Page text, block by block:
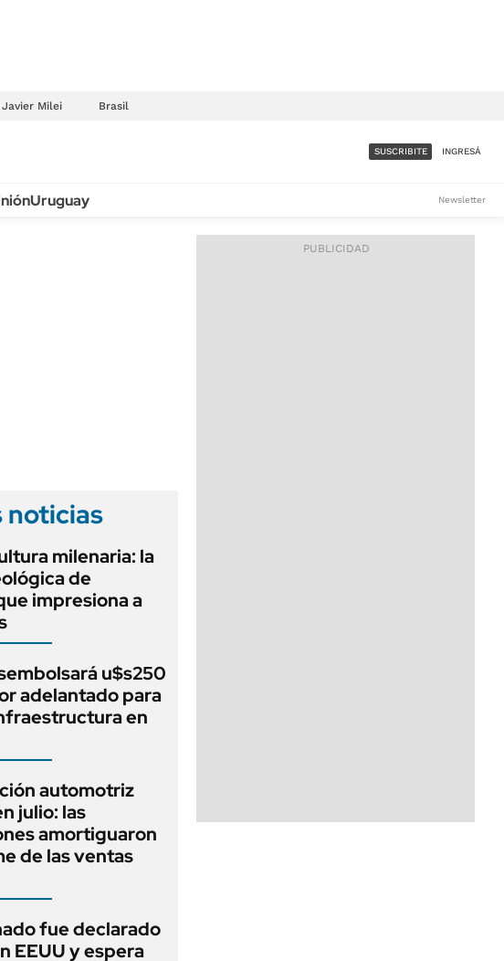
Javier Milei Brasil
ACCESO FULL - $1.800/MES
SUSCRIBITE INGRESÁ
Uruguay Newsletter
noticias
milenaria: la
de
impresiona a
u$s250
adelantado para
en
automotriz
julio: las
amortiguaron
de las ventas
fue declarado
EEUU y espera